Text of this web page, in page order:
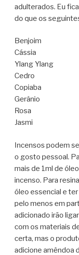
adulterados. Eu
do que os
Benjoim
Cássia
Ylang Ylang
Cedro
Copiaba
Gerânio
Rosa
Jasmi
Incensos podem
o gosto pessoal.
mais de 1ml de
incenso. Para
óleo essencial e
pelo menos em
adicionado irão
com os materiais
certa, mas o
adicione amêndoa